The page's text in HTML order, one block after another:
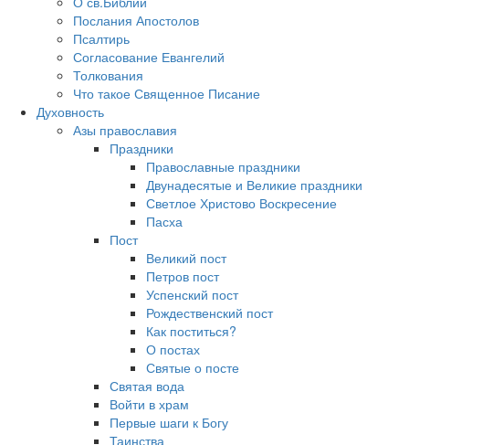
Послания Апостолов
Псалтирь
Согласование Евангелий
Толкования
Что такое Священное Писание
Духовность
Азы православия
Праздники
Православные праздники
Двунадесятые и Великие праздники
Светлое Христово Воскресение
Пасха
Пост
Великий пост
Петров пост
Успенский пост
Рождественский пост
Как поститься?
О постах
Святые о посте
Святая вода
Войти в храм
Первые шаги к Богу
Таинства